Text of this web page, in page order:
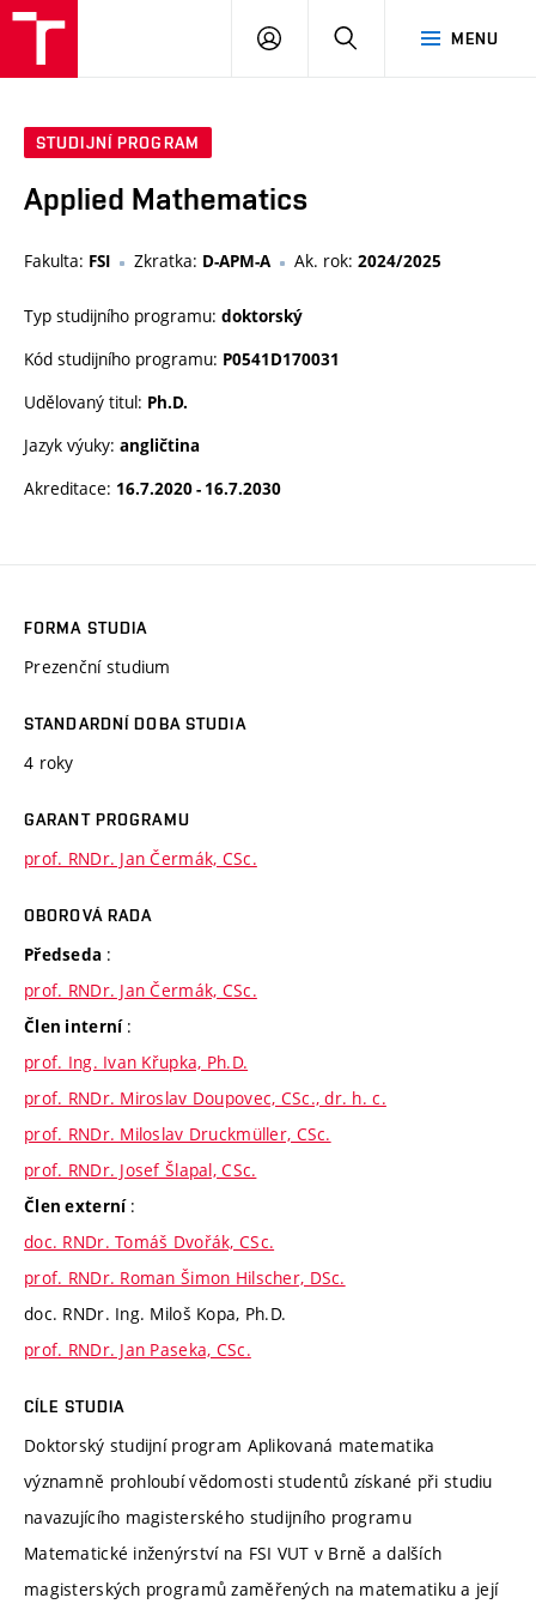
MENU
PŘIHLÁSIT
STUDIJNÍ PROGRAM
Applied Mathematics
Fakulta: FSI Zkratka: D-APM-A Ak. rok: 2024/2025
Typ studijního programu: doktorský
Kód studijního programu: P0541D170031
Udělovaný titul: Ph.D.
Jazyk výuky: angličtina
Akreditace: 16.7.2020 - 16.7.2030
FORMA STUDIA
Prezenční studium
STANDARDNÍ DOBA STUDIA
4 roky
GARANT PROGRAMU
prof. RNDr. Jan Čermák, CSc.
OBOROVÁ RADA
Předseda :
prof. RNDr. Jan Čermák, CSc.
Člen interní :
prof. Ing. Ivan Křupka, Ph.D.
prof. RNDr. Miroslav Doupovec, CSc., dr. h. c.
prof. RNDr. Miloslav Druckmüller, CSc.
prof. RNDr. Josef Šlapal, CSc.
Člen externí :
doc. RNDr. Tomáš Dvořák, CSc.
prof. RNDr. Roman Šimon Hilscher, DSc.
doc. RNDr. Ing. Miloš Kopa, Ph.D.
prof. RNDr. Jan Paseka, CSc.
CÍLE STUDIA
Doktorský studijní program Aplikovaná matematika
významně prohloubí vědomosti studentů získané při studiu
navazujícího magisterského studijního programu
Matematické inženýrství na FSI VUT v Brně a dalších
magisterských programů zaměřených na matematiku a její